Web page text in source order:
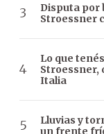
Disputa por
Stroessner
Lo que
Stroessner,
Italia
Lluvias y
un frente